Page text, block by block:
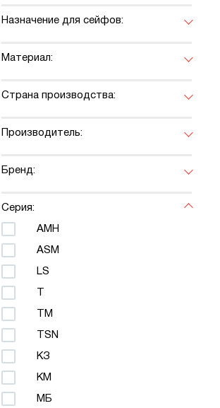
Назначение для сейфов:
Материал:
Страна производства:
Производитель:
Бренд:
Серия:
AMH
ASM
LS
TM
TSN
КЗ
КМ
МБ